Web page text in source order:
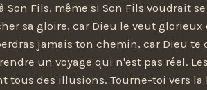
Son Fils, même si Son Fils voudrait
sa gloire, car Dieu le veut
jamais ton chemin, car Dieu te
un voyage qui n'est pas réel.
tous des illusions. Tourne-toi vers